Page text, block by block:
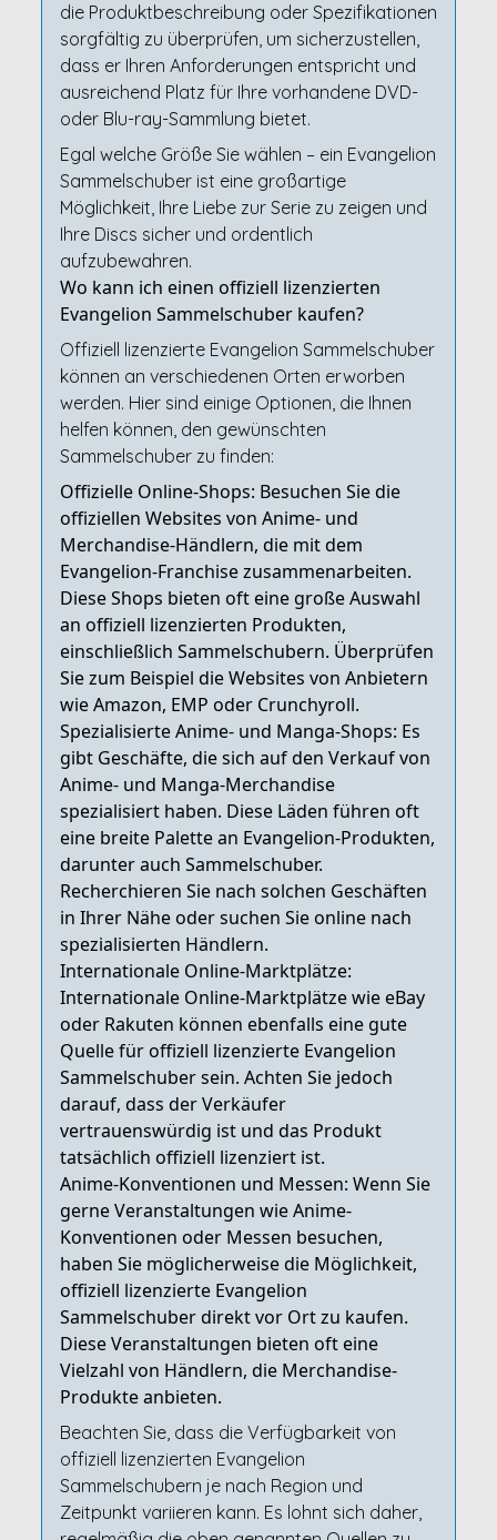
die Produktbeschreibung oder Spezifikationen
sorgfältig zu überprüfen, um sicherzustellen,
dass er Ihren Anforderungen entspricht und
ausreichend Platz für Ihre vorhandene DVD-
oder Blu-ray-Sammlung bietet.
Egal welche Größe Sie wählen – ein Evangelion
Sammelschuber ist eine großartige
Möglichkeit, Ihre Liebe zur Serie zu zeigen und
Ihre Discs sicher und ordentlich
aufzubewahren.
Wo kann ich einen offiziell lizenzierten
Evangelion Sammelschuber kaufen?
Offiziell lizenzierte Evangelion Sammelschuber
können an verschiedenen Orten erworben
werden. Hier sind einige Optionen, die Ihnen
helfen können, den gewünschten
Sammelschuber zu finden:
Offizielle Online-Shops: Besuchen Sie die
offiziellen Websites von Anime- und
Merchandise-Händlern, die mit dem
Evangelion-Franchise zusammenarbeiten.
Diese Shops bieten oft eine große Auswahl
an offiziell lizenzierten Produkten,
einschließlich Sammelschubern. Überprüfen
Sie zum Beispiel die Websites von Anbietern
wie Amazon, EMP oder Crunchyroll.
Spezialisierte Anime- und Manga-Shops: Es
gibt Geschäfte, die sich auf den Verkauf von
Anime- und Manga-Merchandise
spezialisiert haben. Diese Läden führen oft
eine breite Palette an Evangelion-Produkten,
darunter auch Sammelschuber.
Recherchieren Sie nach solchen Geschäften
in Ihrer Nähe oder suchen Sie online nach
spezialisierten Händlern.
Internationale Online-Marktplätze:
Internationale Online-Marktplätze wie eBay
oder Rakuten können ebenfalls eine gute
Quelle für offiziell lizenzierte Evangelion
Sammelschuber sein. Achten Sie jedoch
darauf, dass der Verkäufer
vertrauenswürdig ist und das Produkt
tatsächlich offiziell lizenziert ist.
Anime-Konventionen und Messen: Wenn Sie
gerne Veranstaltungen wie Anime-
Konventionen oder Messen besuchen,
haben Sie möglicherweise die Möglichkeit,
offiziell lizenzierte Evangelion
Sammelschuber direkt vor Ort zu kaufen.
Diese Veranstaltungen bieten oft eine
Vielzahl von Händlern, die Merchandise-
Produkte anbieten.
Beachten Sie, dass die Verfügbarkeit von
offiziell lizenzierten Evangelion
Sammelschubern je nach Region und
Zeitpunkt variieren kann. Es lohnt sich daher,